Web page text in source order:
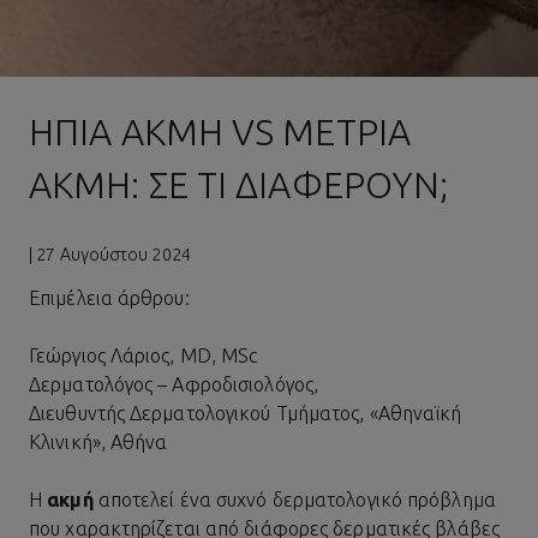
ΉΠΙΑ ΑΚΜΉ VS ΜΈΤΡΙΑ
ΑΚΜΉ: ΣΕ ΤΙ ΔΙΑΦΈΡΟΥΝ;
| 27 Αυγούστου 2024
Επιμέλεια άρθρου:
Γεώργιος Λάριος, MD, MSc
Δερματολόγος – Αφροδισιολόγος,
Διευθυντής Δερματολογικού Τμήματος, «Αθηναϊκή
Κλινική», Αθήνα
Η ακμή αποτελεί ένα συχνό δερματολογικό πρόβλημα
που χαρακτηρίζεται από διάφορες δερματικές βλάβες